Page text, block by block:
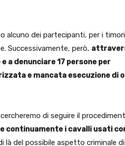
alcuno dei partecipanti, per i
Successivamente, però,
a denunciare 17 persone per
e mancata esecuzione di
di seguire il
continuamente i cavalli usati
là del possibile aspetto criminale